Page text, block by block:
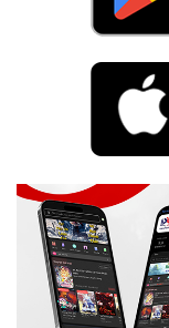
Khoa Huyễn Không Gian
Kiếm Hiệp
Kỳ Huyễn